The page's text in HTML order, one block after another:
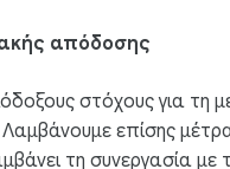
απόδοσης
στόχους για
Λαμβάνουμε επίσης
τη συνεργασία